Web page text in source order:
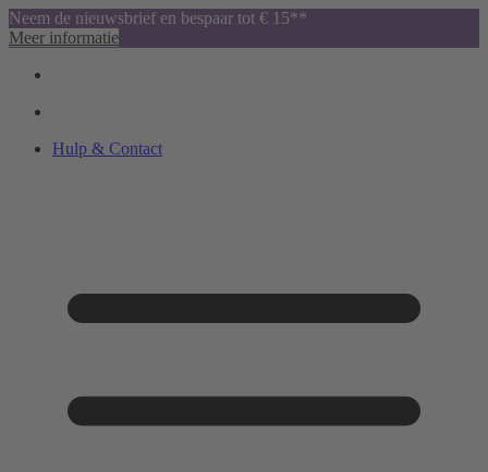
Neem de nieuwsbrief en bespaar tot € 15**
Meer informatie
Hulp & Contact